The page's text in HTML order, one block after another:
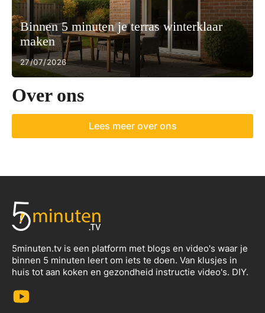
Binnen 5 minuten je terras winterklaar
maken
27/07/2026
Over ons
Lees meer over ons
5minuten.tv is een platform met blogs en video's waar je
binnen 5 minuten leert om iets te doen. Van klusjes in
huis tot aan koken en gezondheid instructie video's. DIY.